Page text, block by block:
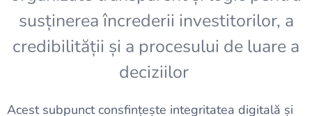
susținerea încrederii investitorilor, a
credibilității și a procesului de luare a
deciziilor
Acest subpunct consfințește integritatea digitală și